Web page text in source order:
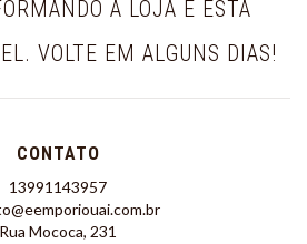
A LOJA E ESTÁ
VOLTE EM ALGUNS DIAS!
CONTATO
13991143957
Rua Mococa, 231